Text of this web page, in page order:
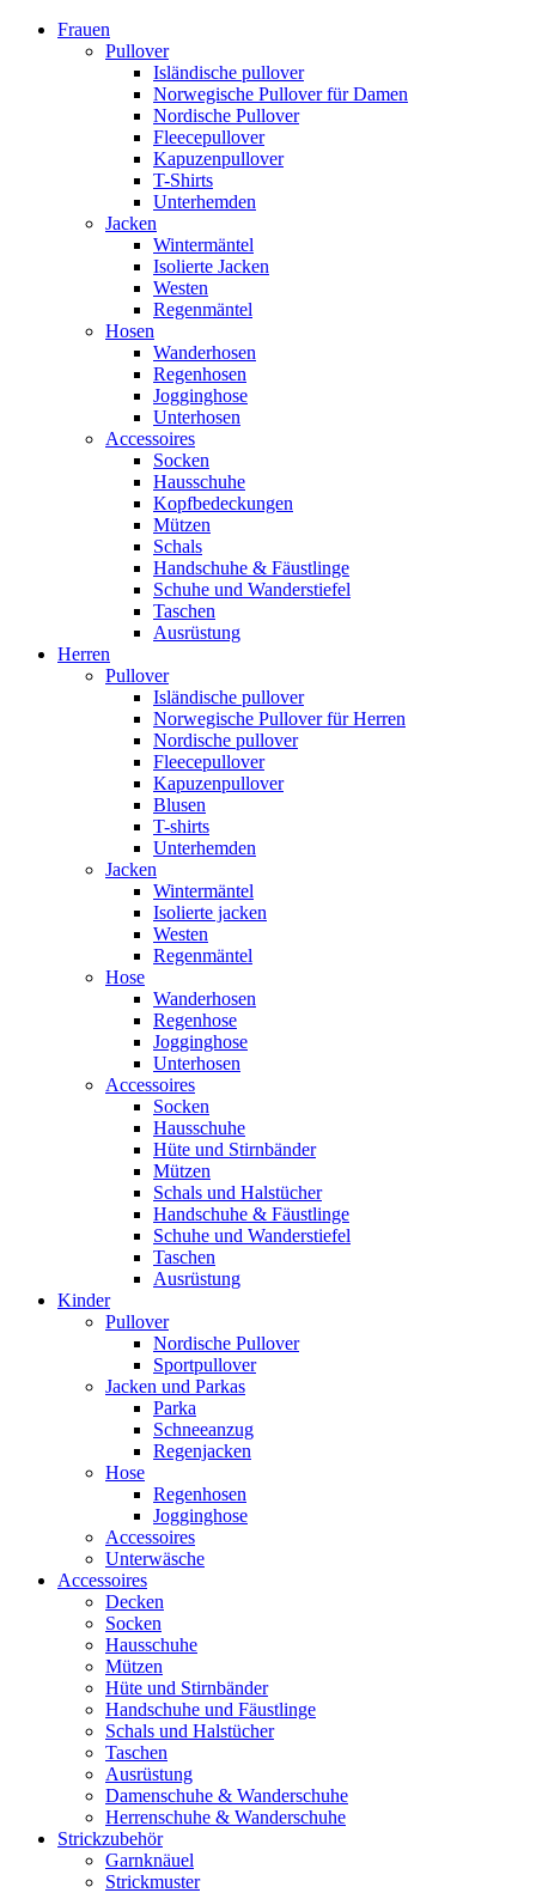
Frauen
Pullover
Isländische pullover
Norwegische Pullover für Damen
Nordische Pullover
Fleecepullover
Kapuzenpullover
T-Shirts
Unterhemden
Jacken
Wintermäntel
Isolierte Jacken
Westen
Regenmäntel
Hosen
Wanderhosen
Regenhosen
Jogginghose
Unterhosen
Accessoires
Socken
Hausschuhe
Kopfbedeckungen
Mützen
Schals
Handschuhe & Fäustlinge
Schuhe und Wanderstiefel
Taschen
Ausrüstung
Herren
Pullover
Isländische pullover
Norwegische Pullover für Herren
Nordische pullover
Fleecepullover
Kapuzenpullover
Blusen
T-shirts
Unterhemden
Jacken
Wintermäntel
Isolierte jacken
Westen
Regenmäntel
Hose
Wanderhosen
Regenhose
Jogginghose
Unterhosen
Accessoires
Socken
Hausschuhe
Hüte und Stirnbänder
Mützen
Schals und Halstücher
Handschuhe & Fäustlinge
Schuhe und Wanderstiefel
Taschen
Ausrüstung
Kinder
Pullover
Nordische Pullover
Sportpullover
Jacken und Parkas
Parka
Schneeanzug
Regenjacken
Hose
Regenhosen
Jogginghose
Accessoires
Unterwäsche
Accessoires
Decken
Socken
Hausschuhe
Mützen
Hüte und Stirnbänder
Handschuhe und Fäustlinge
Schals und Halstücher
Taschen
Ausrüstung
Damenschuhe & Wanderschuhe
Herrenschuhe & Wanderschuhe
Strickzubehör
Garnknäuel
Strickmuster